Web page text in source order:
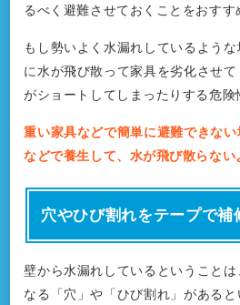
るべく避難させておくことをおすす
もし勢いよく水漏れしているよう
に水が飛び散って家具を劣化させ
がショートしてしまったりする危険
重い家具などで簡単に避難できな
などで養生して、水が飛び散らない
穴やひび割れをテープで補
壁から水漏れしているということ
なる「穴」や「ひび割れ」がある